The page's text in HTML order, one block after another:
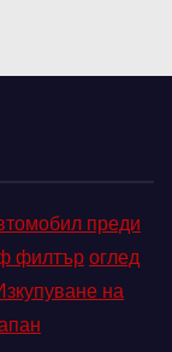
преди
филтъроглед
на